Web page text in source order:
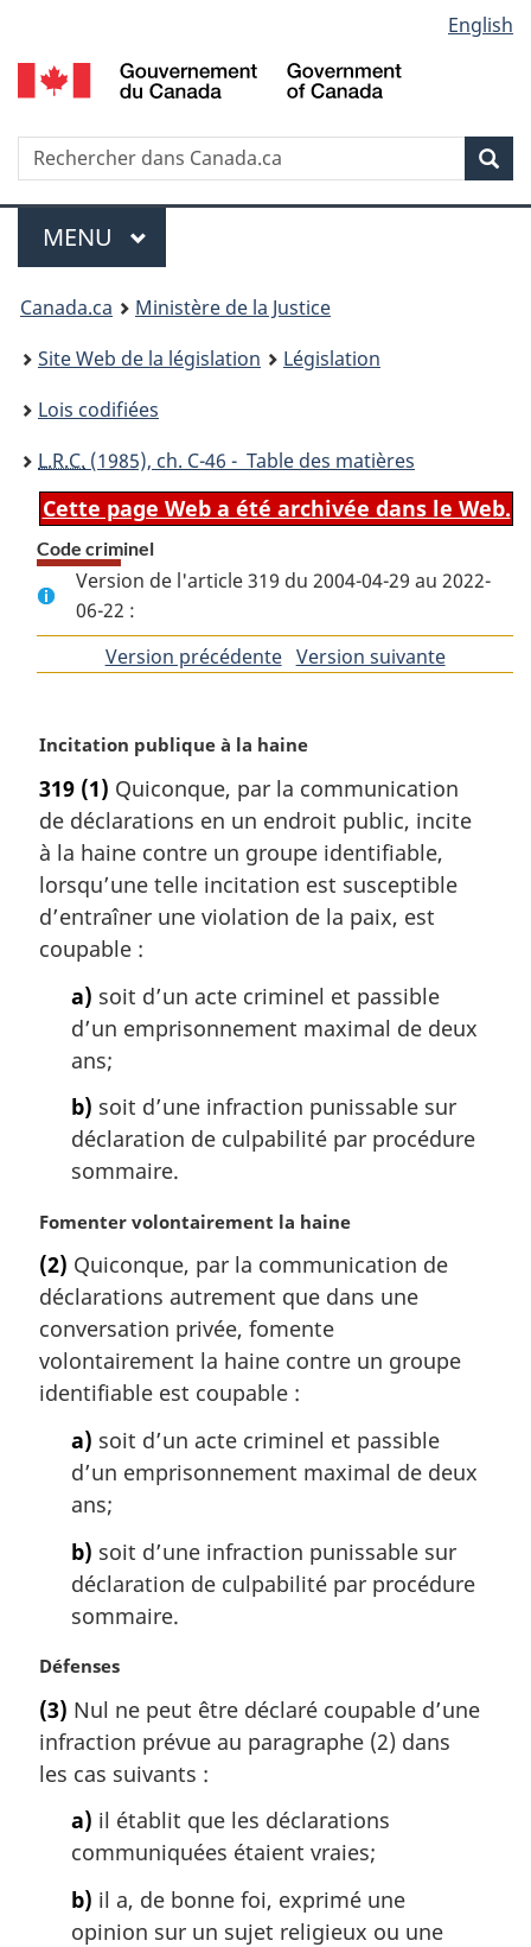
au
contenu
propos
de
la
HTML
simplifiée
selection
English
Recherche
Menu
MENU PRINCIPAL
You
are
here:
Canada.ca
Ministère de la Justice
Site Web de la législation
Législation
Lois codifiées
L.R.C. (1985), ch. C-46 - Table des matières
Cette page Web a été archivée dans le Web.
Code criminel
Version de l'article 319 du 2004-04-29 au 2022-
06-22 :
Version précédentedeVersion suivantede
N
t
e
m
a
g
i
Incitation publique à la haine
319 (1) Quiconque, par la communication
de déclarations en un endroit public, incite
à la haine contre un groupe identifiable,
lorsqu’une telle incitation est susceptible
d’entraîner une violation de la paix, est
coupable :
a) soit d’un acte criminel et passible
d’un emprisonnement maximal de deux
ans;
b) soit d’une infraction punissable sur
déclaration de culpabilité par procédure
sommaire.
N
t
e
m
a
g
Fomenter volontairement la haine
(2) Quiconque, par la communication de
déclarations autrement que dans une
conversation privée, fomente
volontairement la haine contre un groupe
identifiable est coupable :
a) soit d’un acte criminel et passible
d’un emprisonnement maximal de deux
ans;
b) soit d’une infraction punissable sur
déclaration de culpabilité par procédure
sommaire.
N
t
e
m
Défenses
(3) Nul ne peut être déclaré coupable d’une
infraction prévue au paragraphe (2) dans
les cas suivants :
a) il établit que les déclarations
communiquées étaient vraies;
b) il a, de bonne foi, exprimé une
opinion sur un sujet religieux ou une